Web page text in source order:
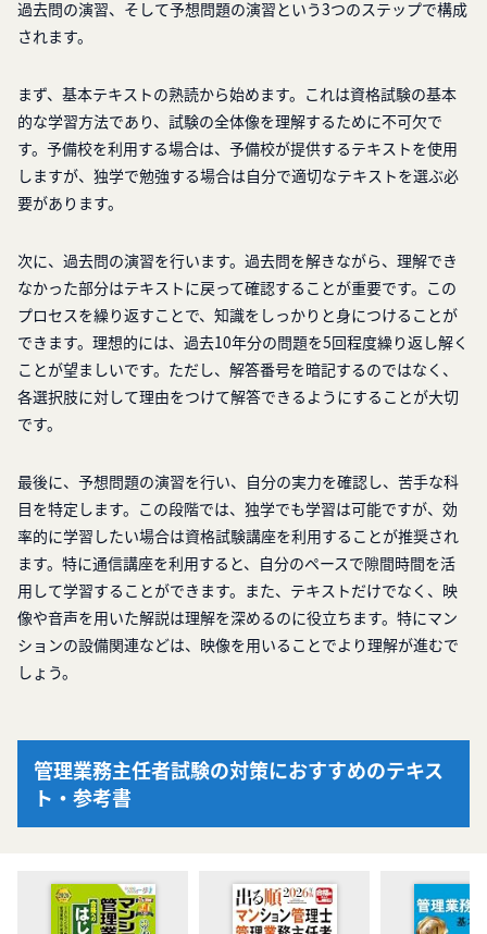
過去問の演習、そして予想問題の演習という3つのステップで構成
されます。
まず、基本テキストの熟読から始めます。これは資格試験の基本
的な学習方法であり、試験の全体像を理解するために不可欠で
す。予備校を利用する場合は、予備校が提供するテキストを使用
しますが、独学で勉強する場合は自分で適切なテキストを選ぶ必
要があります。
次に、過去問の演習を行います。過去問を解きながら、理解でき
なかった部分はテキストに戻って確認することが重要です。この
プロセスを繰り返すことで、知識をしっかりと身につけることが
できます。理想的には、過去10年分の問題を5回程度繰り返し解く
ことが望ましいです。ただし、解答番号を暗記するのではなく、
各選択肢に対して理由をつけて解答できるようにすることが大切
です。
最後に、予想問題の演習を行い、自分の実力を確認し、苦手な科
目を特定します。この段階では、独学でも学習は可能ですが、効
率的に学習したい場合は資格試験講座を利用することが推奨され
ます。特に通信講座を利用すると、自分のペースで隙間時間を活
用して学習することができます。また、テキストだけでなく、映
像や音声を用いた解説は理解を深めるのに役立ちます。特にマン
ションの設備関連などは、映像を用いることでより理解が進むで
しょう。
管理業務主任者試験の対策におすすめのテキス
ト・参考書